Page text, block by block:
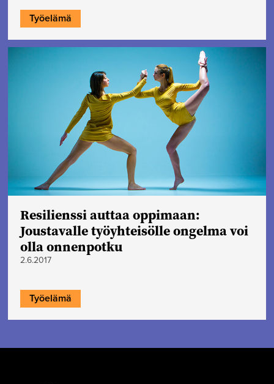
Työelämä
Resilienssi auttaa oppimaan:
Joustavalle työyhteisölle ongelma voi
olla onnenpotku
2.6.2017
Työelämä